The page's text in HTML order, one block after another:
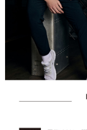
【注意事項】
１．透過由恩沛科技股份
易，需依本服務之必要範
權轉讓予恩沛科技股份有限
２．關於個人資料處理事宜
https://aftee.tw/terms/
３．未成年的使用者請事
「AFTEE先享後付」，若
任。
時審查核予不同之上限額
５．嚴禁一人註冊多個帳
恩沛科技股份有限公司將
7-11取貨付款
每筆NT$80，滿
付款後7-11取貨
每筆NT$80，滿
離島宅配